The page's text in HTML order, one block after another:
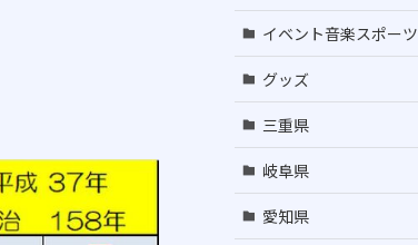
イベント音楽スポーツ
グッズ
三重県
岐阜県
愛知県